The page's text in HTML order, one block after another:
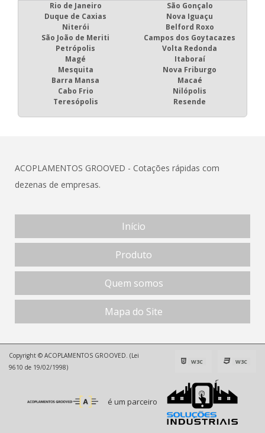
Rio de Janeiro
São Gonçalo
Duque de Caxias
Nova Iguaçu
Niterói
Belford Roxo
São João de Meriti
Campos dos Goytacazes
Petrópolis
Volta Redonda
Magé
Itaboraí
Mesquita
Nova Friburgo
Barra Mansa
Macaé
Cabo Frio
Nilópolis
Teresópolis
Resende
ACOPLAMENTOS GROOVED - Cotações rápidas com
dezenas de empresas.
Início
Produto
Quem somos
Mapa do Site
Copyright © ACOPLAMENTOS GROOVED. (Lei
9610 de 19/02/1998)
W3C W3C
é um parceiro